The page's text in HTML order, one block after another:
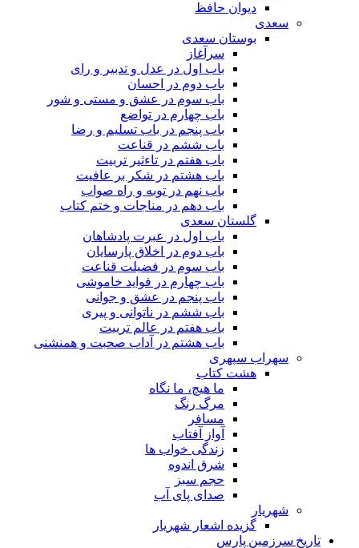
دیوان حافظ
سعدی
بوستان سعدی
سرآغاز
باب اول در عدل و تدبیر و رای
باب دوم در احسان
باب سوم در عشق و مستی و شور
باب چهارم در تواضع
باب پنجم در باب تسلیم و رضا
باب ششم در قناعت
باب هفتم در تاءثیر تربیت
باب هشتم در شکر بر عافیت
باب نهم در توبه و راه صواب
باب دهم در مناجات و ختم کتاب
گلستان سعدی
باب اول در عبرت پادشاهان
باب دوم در اخلاق پارسایان
باب سوم در فضیلت قناعت
باب چهارم در فواید خاموشى
باب پنجم در عشق و جوانى
باب ششم در ناتوانى و پیرى
باب هفتم در عالم تربیت
باب هشتم در آداب صحبت و همنشنى
سهراب سپهری
هشت کتاب
ما هیچ، ما نگاه
مرگ رنگ
مسافر
آواز آفتاب
زندگی خواب ها
شرق اندوه
حجم سبز
صدای پای آب
شهریار
گزیده اشعار شهریار
تاریخ سرزمین پارس